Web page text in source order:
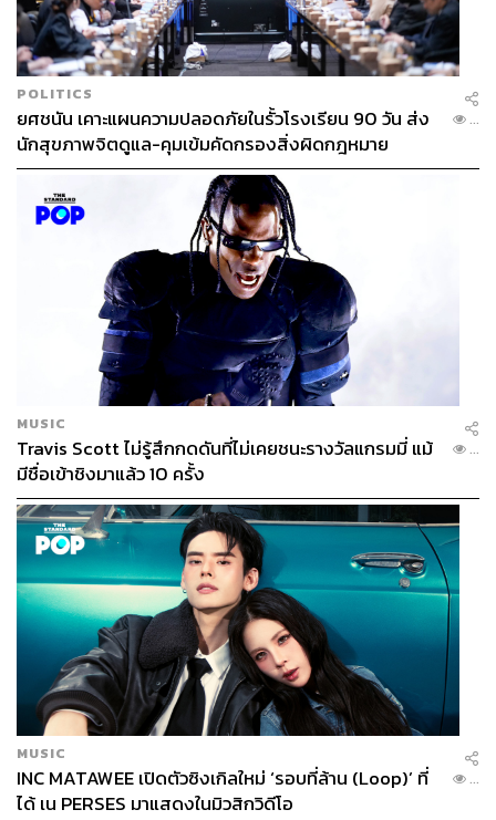
POLITICS
ยศชนัน เคาะแผนความปลอดภัยในรั้วโรงเรียน 90 วัน ส่ง
นักสุขภาพจิตดูแล-คุมเข้มคัดกรองสิ่งผิดกฎหมาย
...
MUSIC
Travis Scott ไม่รู้สึกกดดันที่ไม่เคยชนะรางวัลแกรมมี่ แม้
มีชื่อเข้าชิงมาแล้ว 10 ครั้ง
...
MUSIC
INC MATAWEE เปิดตัวซิงเกิลใหม่ ‘รอบที่ล้าน (Loop)’ ที่
ได้ เน PERSES มาแสดงในมิวสิกวิดีโอ
...